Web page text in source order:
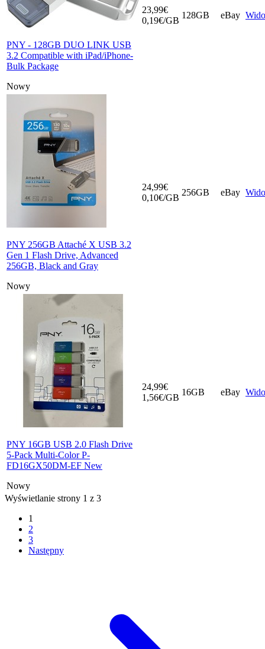
PNY - 128GB DUO LINK USB
3.2 Compatible with iPad/iPhone-
Bulk Package
Nowy
23,99€
0,19€/GB
128GB eBay
PNY 256GB Attaché X USB 3.2
Gen 1 Flash Drive, Advanced
256GB, Black and Gray
Nowy
24,99€
0,10€/GB
256GB eBay
PNY 16GB USB 2.0 Flash Drive
5-Pack Multi-Color P-
FD16GX50DM-EF New
Nowy
24,99€
1,56€/GB
16GB eBay
Wyświetlanie strony 1 z 3
1
2
3
Następny